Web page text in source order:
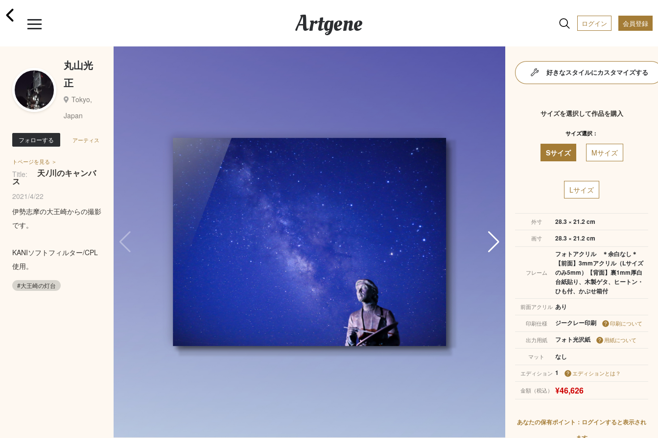
Artgene ログイン 会員登録
丸山光
正
Tokyo,
Japan
フォローする アーティス
トページを見る ＞
Title: 天ﾉ川のキャンバ
ス
2021/4/22
伊勢志摩の大王崎からの撮影
です。
KANIソフトフィルター/CPL
使用。
#大王崎の灯台
好きなスタイルにカスタマイズする
サイズを選択して作品を購入
サイズ選択：
Sサイズ Mサイズ
Lサイズ
外寸 28.3 × 21.2 cm
画寸 28.3 × 21.2 cm
フレーム
フォトアクリル ＊余白なし＊
【前面】3mmアクリル（Lサイズ
のみ5mm）【背面】裏1mm厚白
台紙貼り、木製ゲタ、ヒートン・
ひも付、かぶせ箱付
前面アクリル あり
印刷仕様 ジークレー印刷 印刷について
出力用紙 フォト光沢紙 用紙について
マット なし
エディション 1 エディションとは？
金額（税込） ¥46,626
あなたの保有ポイント：ログインすると表示され